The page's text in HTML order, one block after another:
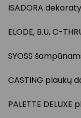
ISADORA
ELODE, B.U, C-
SYOSS
CASTING plaukų
PALETTE